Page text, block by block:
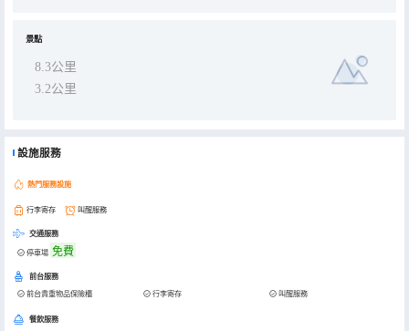
景點
8.3公里
3.2公里
設施服務
熱門服務設施
行李寄存 叫醒服務
交通服務
停車場 免費
前台服務
前台貴重物品保險櫃 行李寄存 叫醒服務
餐飲服務